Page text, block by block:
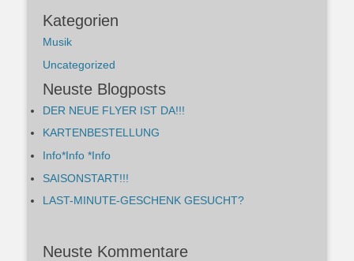
Kategorien
Musik
Uncategorized
Neuste Blogposts
DER NEUE FLYER IST DA!!!
KARTENBESTELLUNG
Info*Info *Info
SAISONSTART!!!
LAST-MINUTE-GESCHENK GESUCHT?
Neuste Kommentare